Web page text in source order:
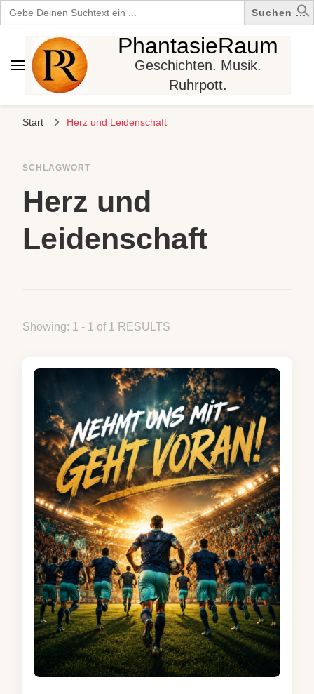
Search
for:
PhantasieRaum
Geschichten. Musik.
Ruhrpott.
Start Herz und Leidenschaft
SCHLAGWORT
Herz und
Leidenschaft
Showing: 1 - 1 of 1 RESULTS